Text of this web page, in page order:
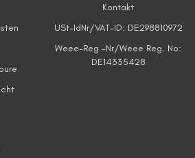
Kontakt
USt-IdNr/VAT-ID: DE298810972
Weee-Reg.-Nr/Weee Reg. No:
DE14335428